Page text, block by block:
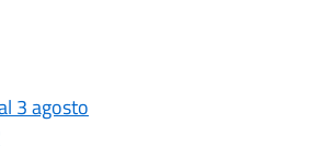
3 agosto